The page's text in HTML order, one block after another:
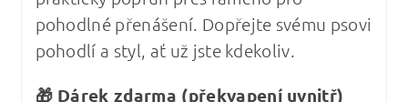
pohodlné přenášení. Dopřejte svému psovi
pohodlí a styl, ať už jste kdekoliv.
🎁 Dárek zdarma (překvapení uvnitř)